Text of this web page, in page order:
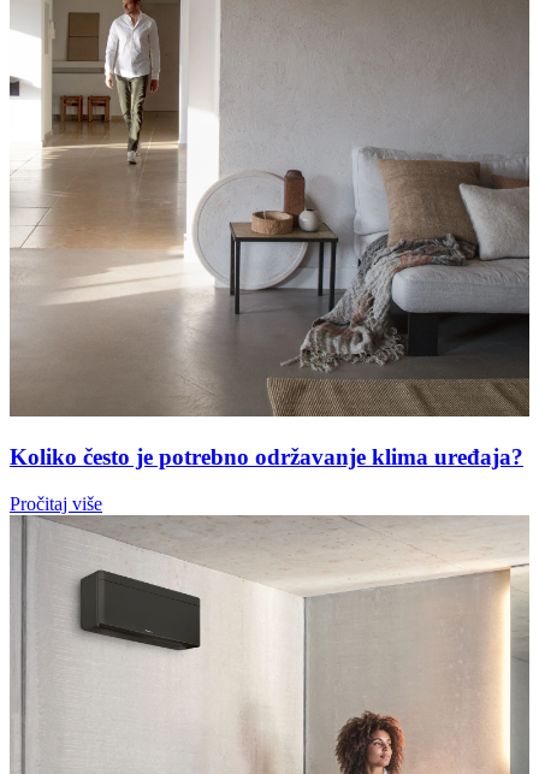
Koliko često je potrebno održavanje klima uređaja?
Pročitaj više